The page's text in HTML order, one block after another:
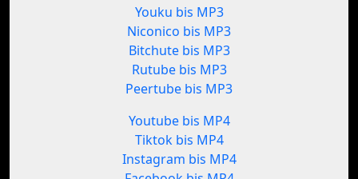
Youku bis MP3
Niconico bis MP3
Bitchute bis MP3
Rutube bis MP3
Peertube bis MP3
Youtube bis MP4
Tiktok bis MP4
Instagram bis MP4